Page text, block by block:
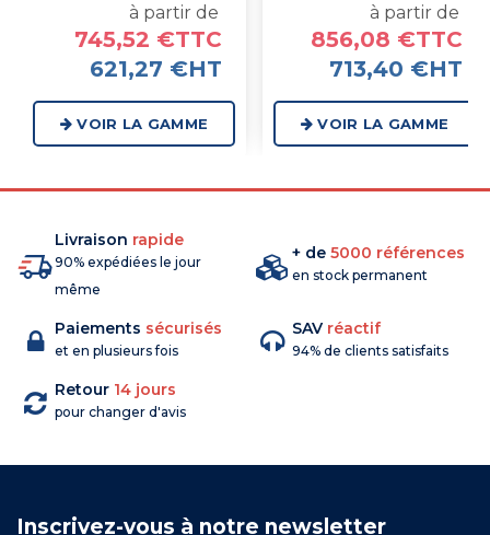
à partir de
745,52 €TTC
621,27 €HT
VOIR LA GAMME
à partir de
856,08 €TTC
713,40 €HT
VOIR LA GAMME
Livraison rapide
90% expédiées le jour
même
+ de 5000 références
en stock permanent
Paiements sécurisés
et en plusieurs fois
SAV réactif
94% de clients satisfaits
Retour 14 jours
pour changer d'avis
Inscrivez-vous à notre newsletter